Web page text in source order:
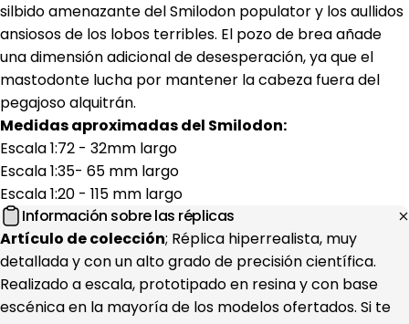
silbido amenazante del Smilodon populator y los aullidos
ansiosos de los lobos terribles. El pozo de brea añade
una dimensión adicional de desesperación, ya que el
mastodonte lucha por mantener la cabeza fuera del
pegajoso alquitrán.
Medidas aproximadas del Smilodon:
Escala 1:72 - 32mm largo
Escala 1:35- 65 mm largo
Escala 1:20 - 115 mm largo
Información sobre las réplicas
Artículo de colección; Réplica hiperrealista, muy
detallada y con un alto grado de precisión científica.
Realizado a escala, prototipado en resina y con base
escénica en la mayoría de los modelos ofertados. Si te